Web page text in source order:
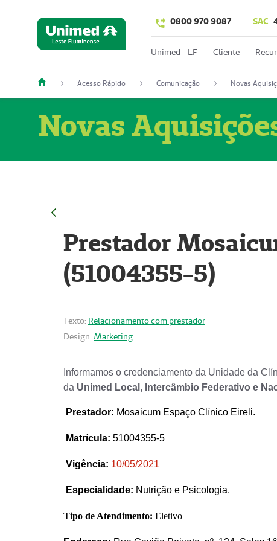
0800 970 9087 SAC
Unimed - LF Cliente
Acesso Rápido Comunicação Novas
Novas
Prestador
(51004355-5)
Texto: Relacionamento com prestador
Design: Marketing
Informamos o credenciamento da Unidade da
da Unimed Local, Intercâmbio Federativo e
Prestador: Mosaicum Espaço Clínico Eireli.
Matrícula: 51004355-5
Vigência: 10/05/2021
Especialidade: Nutrição e Psicologia.
Tipo de Atendimento: Eletivo